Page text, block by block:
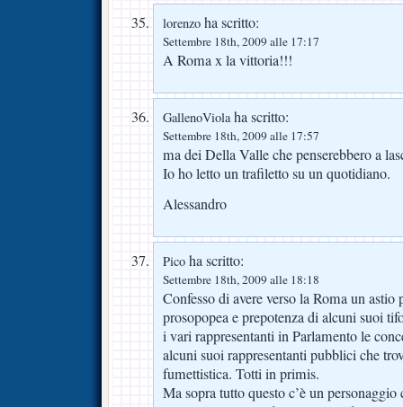
lorenzo ha scritto:
Settembre 18th, 2009 alle 17:17
A Roma x la vittoria!!!
GallenoViolaha scritto:
Settembre 18th, 2009 alle 17:57
ma dei Della Valle che penserebbero a
Io ho letto un trafiletto su un quotidiano.
Alessandro
Pico ha scritto:
Settembre 18th, 2009 alle 18:18
Confesso di avere verso la Roma un
prosopopea e prepotenza di alcuni suoi
i vari rappresentanti in Parlamento le
alcuni suoi rappresentanti pubblici che
fumettistica. Totti in primis.
Ma sopra tutto questo c’è un